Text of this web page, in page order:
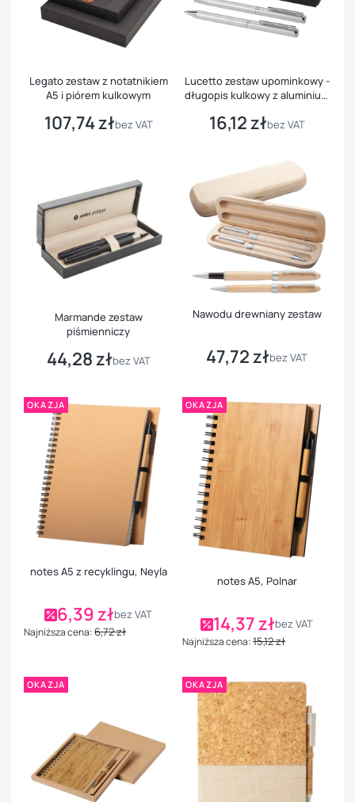
Legato zestaw z notatnikiem
A5 i piórem kulkowym
Cena
107,74 złbez VAT
Lucetto zestaw upominkowy -
długopis kulkowy z aluminium
z recyklingu i pióro kulkowe
Cena
16,12 złbez VAT
Marmande zestaw
piśmienniczy
Cena
44,28 złbez VAT
Nawodu drewniany zestaw
Cena
47,72 złbez VAT
OKAZJA
notes A5 z recyklingu, Neyla
Cena promocyjna
6,39 złbez VAT
Najniższa cena:6,72 zł
OKAZJA
notes A5, Polnar
Cena promocyjna
14,37 złbez VAT
Najniższa cena:15,12 zł
OKAZJA OKAZJA